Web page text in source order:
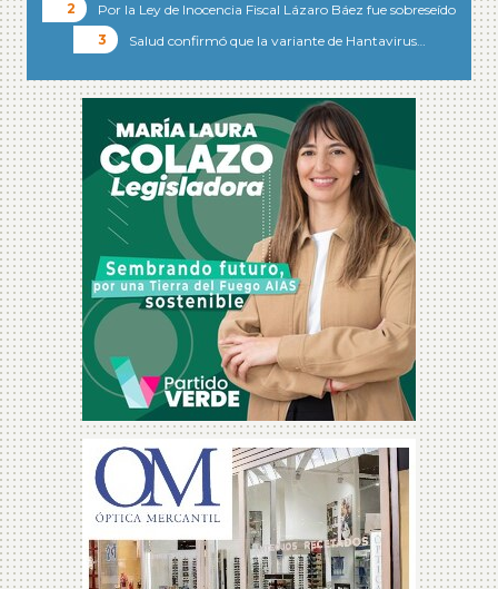
Por la Ley de Inocencia Fiscal Lázaro Báez fue sobreseído
Salud confirmó que la variante de Hantavirus…